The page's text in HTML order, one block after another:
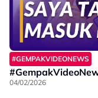
#GEMPAKVIDEONEWS
04/02/2026